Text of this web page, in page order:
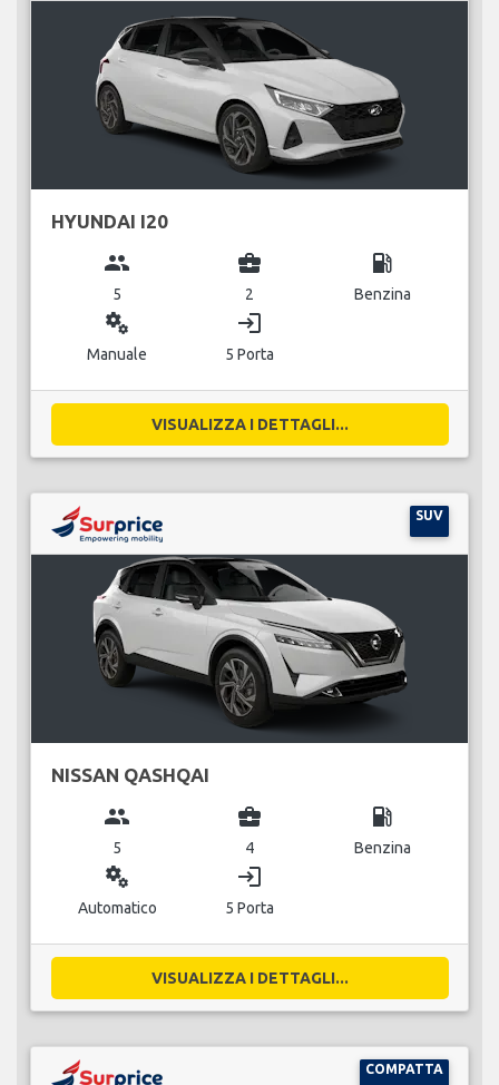
HYUNDAI I20
group
5
business_center
2
local_gas_station
Benzina
miscellaneous_services
Manuale
login
5 Porta
VISUALIZZA I DETTAGLI...
SUV
NISSAN QASHQAI
group
5
business_center
4
local_gas_station
Benzina
miscellaneous_services
Automatico
login
5 Porta
VISUALIZZA I DETTAGLI...
COMPATTA